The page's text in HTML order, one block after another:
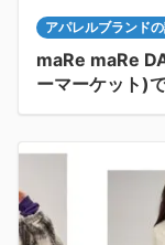
アパレルブランド
maRe maRe
ーマーケット)